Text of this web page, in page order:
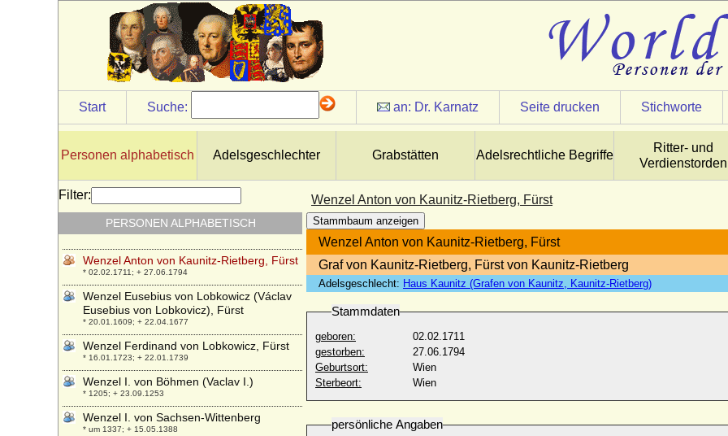
Start Suche: an: Dr. Karnatz Seite drucken Stichworte
Personen alphabetisch Adelsgeschlechter Grabstätten Adelsrechtliche Begriffe
Ritter- und
Verdienstorden
Wenzel Anton von Kaunitz-Rietberg, Fürst
Stammbaum anzeigen
Wenzel Anton von Kaunitz-Rietberg, Fürst
Graf von Kaunitz-Rietberg, Fürst von Kaunitz-Rietberg
Adelsgeschlecht: Haus Kaunitz (Grafen von Kaunitz, Kaunitz-Rietberg)
Stammdaten
geboren:
02.02.1711
gestorben:
27.06.1794
Geburtsort:
Wien
Sterbeort:
Wien
persönliche Angaben
Filter:
PERSONEN ALPHABETISCH
Welf)
* 1115; + 15.12.1191
Welf VII. von Altdorf
* um 1140; + 11.09.1167
Welly Eugenie Anastasia Xenia
Alexandrine von Schlippenbach, Gräfin
* 31.12.1797; + 10.03.1831
Welly Glycere Friederike Brandt von
* 19.03.1819; + 21.11.1883
Graf
* 07.08.1897; + 15.12.1972
Wentworth Frances Hope-Johnstone
* 1882; + 26.06.1964
Wenzel Anton von Kaunitz-Rietberg, Fürst
* 02.02.1711; + 27.06.1794
Wenzel Eusebius von Lobkowicz (Václav
Eusebius von Lobkovicz), Fürst
* 20.01.1609; + 22.04.1677
Wenzel Ferdinand von Lobkowicz, Fürst
* 16.01.1723; + 22.01.1739
Wenzel I. von Böhmen (Vaclav I.)
* 1205; + 23.09.1253
Wenzel I. von Sachsen-Wittenberg
* um 1337; + 15.05.1388